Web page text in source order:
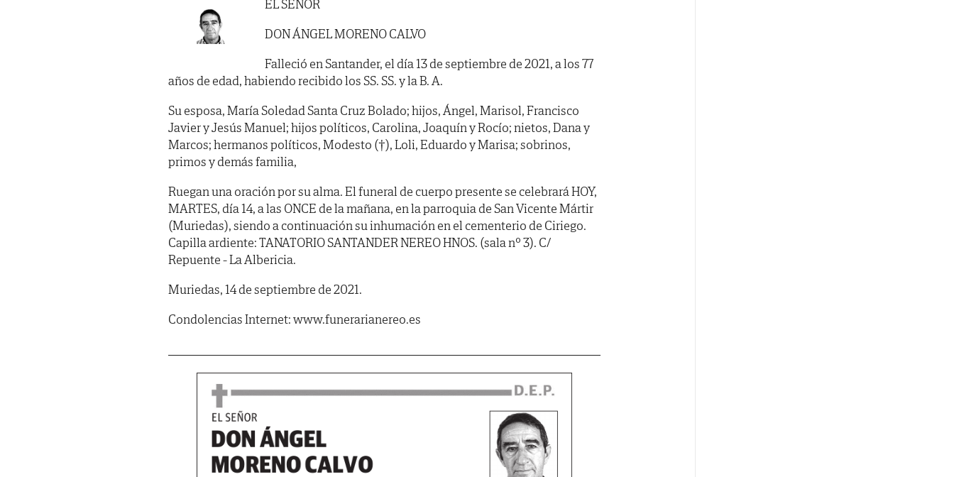
EL SEÑOR
DON ÁNGEL MORENO CALVO
Falleció en Santander, el día 13 de septiembre de 2021, a los 77
años de edad, habiendo recibido los SS. SS. y la B. A.
Su esposa, María Soledad Santa Cruz Bolado; hijos, Ángel, Marisol, Francisco
Javier y Jesús Manuel; hijos políticos, Carolina, Joaquín y Rocío; nietos, Dana y
Marcos; hermanos políticos, Modesto (†), Loli, Eduardo y Marisa; sobrinos,
primos y demás familia,
Ruegan una oración por su alma. El funeral de cuerpo presente se celebrará HOY,
MARTES, día 14, a las ONCE de la mañana, en la parroquia de San Vicente Mártir
(Muriedas), siendo a continuación su inhumación en el cementerio de Ciriego.
Capilla ardiente: TANATORIO SANTANDER NEREO HNOS. (sala nº 3). C/
Repuente - La Albericia.
Muriedas, 14 de septiembre de 2021.
Condolencias Internet: www.funerarianereo.es